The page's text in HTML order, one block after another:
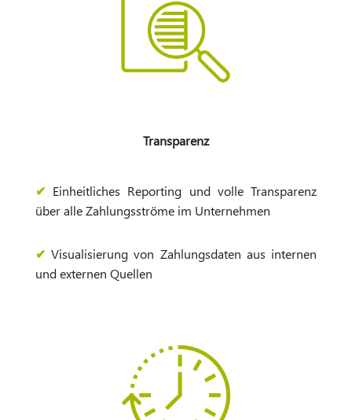
Transparenz
✔ Einheitliches Reporting und volle Transparenz
über alle Zahlungsströme im Unternehmen
✔ Visualisierung von Zahlungsdaten aus internen
und externen Quellen